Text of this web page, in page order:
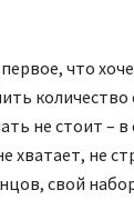
первое, что
не стоит –
хватает, не
свой